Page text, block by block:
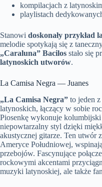
kompilacjach z
playlistach
Stanowi doskonały przykład
melodie spotykają się z
„Caraluna” Bacilos stało się
latynoskich utworów.
La Camisa Negra — Juanes
„La Camisa Negra” to jeden
latynoskich, łączący w sobie
Piosenkę wykonuje kolumbijski
niepowtarzalny styl dzięki
akustycznej gitarze. Ten utwór
Ameryce Południowej,
przebojów. Fascynujące
rockowymi akcentami
muzyki latynoskiej, ale także